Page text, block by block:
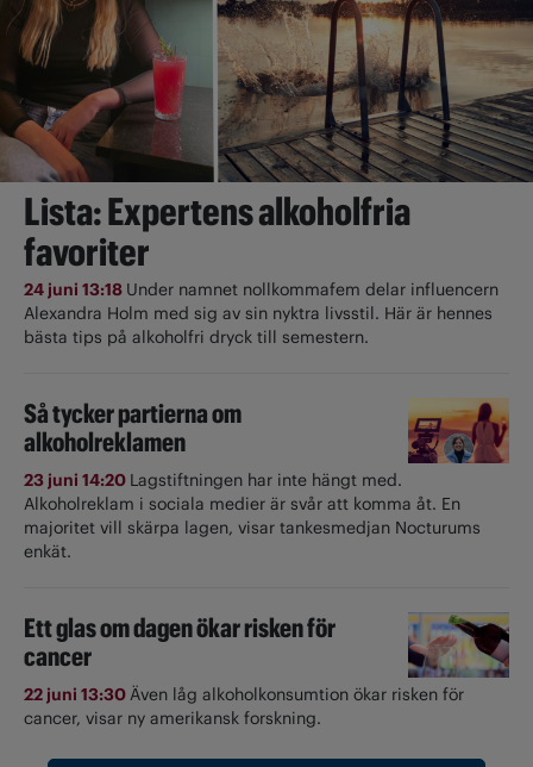
Lista: Expertens alkoholfria
favoriter
24 juni 13:18 Under namnet nollkommafem delar influencern
Alexandra Holm med sig av sin nyktra livsstil. Här är hennes
bästa tips på alkoholfri dryck till semestern.
Så tycker partierna om
alkoholreklamen
23 juni 14:20 Lagstiftningen har inte hängt med.
Alkoholreklam i sociala medier är svår att komma åt. En
majoritet vill skärpa lagen, visar tankesmedjan Nocturums
enkät.
Ett glas om dagen ökar risken för
cancer
22 juni 13:30Även låg alkoholkonsumtion ökar risken för
cancer, visar ny amerikansk forskning.